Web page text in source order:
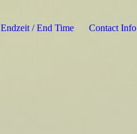
Endzeit / End Time Contact Info